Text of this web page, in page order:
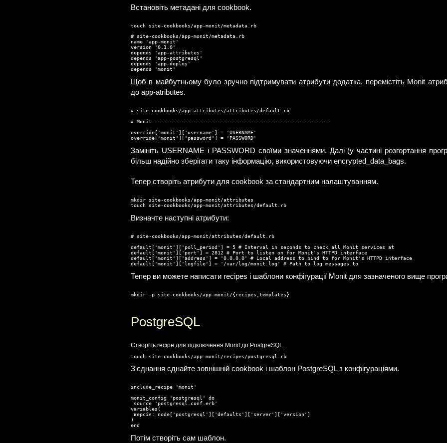
Встановіть метадані для cookbook.
touch site-cookbooks/app-monit/metadata.rb
# site-cookbooks/app-monit/metadata.rb
name 'app-monit'
version '0.1.0'
depends 'app-attributes'
depends 'app-postgresql'
depends 'app-deploy'
depends 'monit'
Щоб в майбутньому було зручно підтримувати атрибути додатка, перемістіть Monit
до app-atributes.
# site-cookbooks/app-attributes/attributes/default.rb
# Monit -----------------------------------------------------------
override['monit']['username'] = 'USERNAME'
override['monit']['password'] = 'PASSWORD'
Замініть USERNAME і PASSWORD своїми значеннями. Далі (у частині розгортання
більш надійно зберігати таку інформацію, використовуючи encrypted_data_bags.
Тепер створіть атрибути для cookbook за стандартним налаштуванням.
mkdir site-cookbooks/app-monit/attributes
touch site-cookbooks/app-monit/attributes/default.rb
Визначте наступні атрибути:
# site-cookbooks/app-monit/attributes/default.rb
default['monit']['poll_period'] = 5 # Interval in seconds to check all Monit services at
default['monit']['port'] = 2812 # Port to listen on for Monit's HTTPD interface
default['monit']['address'] = '0.0.0.0' # Local address to bind to for Monit's HTTPD interface
default['monit']['logfile'] = '/var/log/monit.log' # Path to log messages to
Тепер ви можете написати recipes і шаблони конфігурації Monit для зазначеного вище
mkdir -p site-cookbooks/app-monit/{recipes,templates}
PostgreSQL
Створіть recipe для підключення Monit до PostgreSQL.
touch site-cookbooks/app-monit/recipes/postgresql.rb
З'єднання єднайте зовнішній cookbook і шаблон PostgreSQL з конфігураціями.
include_recipe 'monit'
monit_config 'postgresql' do
source 'postgresql.conf.erb'
variables(
версія: node['postgresql']['defaults']['server']['version']
)
end
Потім створіть сам шаблон.